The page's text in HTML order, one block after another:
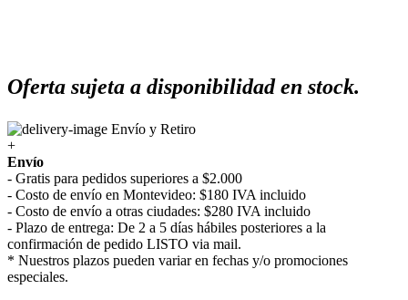
Oferta sujeta a disponibilidad en stock.
Envío y Retiro
+
Envío
- Gratis para pedidos superiores a $2.000
- Costo de envío en Montevideo: $180 IVA incluido
- Costo de envío a otras ciudades: $280 IVA incluido
- Plazo de entrega: De 2 a 5 días hábiles posteriores a la
confirmación de pedido LISTO via mail.
* Nuestros plazos pueden variar en fechas y/o promociones
especiales.